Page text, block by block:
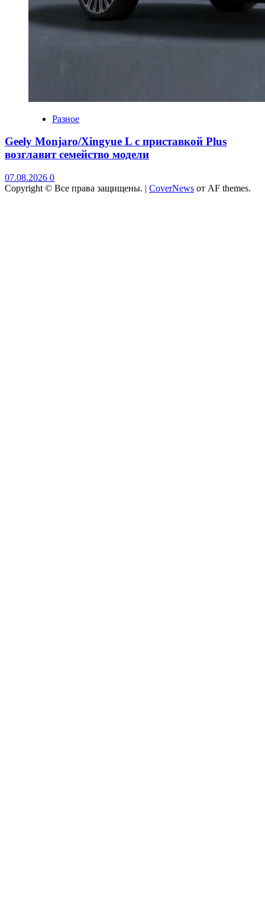
Разное
Geely Monjaro/Xingyue L с приставкой Plus
возглавит семейство модели
07.08.2026 0
Copyright © Все права защищены. | CoverNews от AF themes.